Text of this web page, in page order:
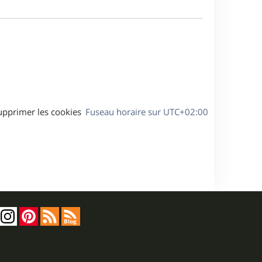
Fuseau horaire sur UTC+02:00
les cookies